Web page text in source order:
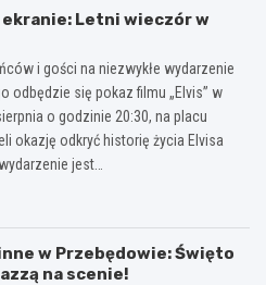
Letni wieczór w
i gości na niezwykłe wydarzenie
odbędzie się pokaz filmu „Elvis” w
o godzinie 20:30, na placu
okazję odkryć historię życia Elvisa
jest…
w Przebędowie: Święto
na scenie!